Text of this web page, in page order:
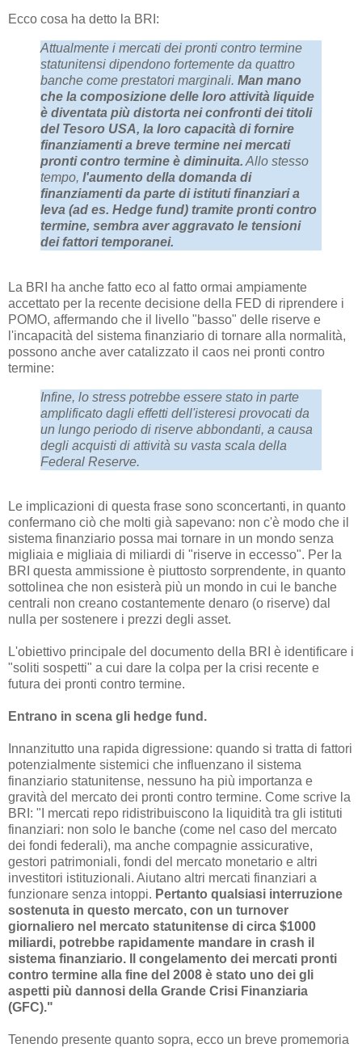
Ecco cosa ha detto la BRI:
Attualmente i mercati dei pronti contro termine
statunitensi dipendono fortemente da quattro
banche come prestatori marginali. Man mano
che la composizione delle loro attività liquide
è diventata più distorta nei confronti dei titoli
del Tesoro USA, la loro capacità di fornire
finanziamenti a breve termine nei mercati
pronti contro termine è diminuita. Allo stesso
tempo, l'aumento della domanda di
finanziamenti da parte di istituti finanziari a
leva (ad es. Hedge fund) tramite pronti contro
termine, sembra aver aggravato le tensioni
dei fattori temporanei.
La BRI ha anche fatto eco al fatto ormai ampiamente
accettato per la recente decisione della FED di riprendere i
POMO, affermando che il livello "basso" delle riserve e
l'incapacità del sistema finanziario di tornare alla normalità,
possono anche aver catalizzato il caos nei pronti contro
termine:
Infine, lo stress potrebbe essere stato in parte
amplificato dagli effetti dell'isteresi provocati da
un lungo periodo di riserve abbondanti, a causa
degli acquisti di attività su vasta scala della
Federal Reserve.
Le implicazioni di questa frase sono sconcertanti, in quanto
confermano ciò che molti già sapevano: non c'è modo che il
sistema finanziario possa mai tornare in un mondo senza
migliaia e migliaia di miliardi di "riserve in eccesso". Per la
BRI questa ammissione è piuttosto sorprendente, in quanto
sottolinea che non esisterà più un mondo in cui le banche
centrali non creano costantemente denaro (o riserve) dal
nulla per sostenere i prezzi degli asset.
L'obiettivo principale del documento della BRI è identificare i
"soliti sospetti" a cui dare la colpa per la crisi recente e
futura dei pronti contro termine.
Entrano in scena gli hedge fund.
Innanzitutto una rapida digressione: quando si tratta di fattori
potenzialmente sistemici che influenzano il sistema
finanziario statunitense, nessuno ha più importanza e
gravità del mercato dei pronti contro termine. Come scrive la
BRI: "I mercati repo ridistribuiscono la liquidità tra gli istituti
finanziari: non solo le banche (come nel caso del mercato
dei fondi federali), ma anche compagnie assicurative,
gestori patrimoniali, fondi del mercato monetario e altri
investitori istituzionali. Aiutano altri mercati finanziari a
funzionare senza intoppi. Pertanto qualsiasi interruzione
sostenuta in questo mercato, con un turnover
giornaliero nel mercato statunitense di circa $1000
miliardi, potrebbe rapidamente mandare in crash il
sistema finanziario. Il congelamento dei mercati pronti
contro termine alla fine del 2008 è stato uno dei gli
aspetti più dannosi della Grande Crisi Finanziaria
(GFC)."
Tenendo presente quanto sopra, ecco un breve promemoria